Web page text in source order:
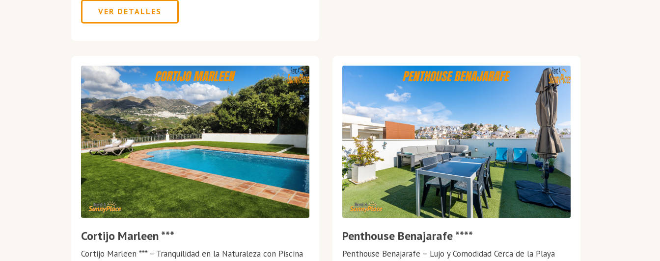
VER DETALLES
Cortijo Marleen ***
Cortijo Marleen *** – Tranquilidad en la Naturaleza con Piscina
Penthouse Benajarafe ****
Penthouse Benajarafe – Lujo y Comodidad Cerca de la Playa